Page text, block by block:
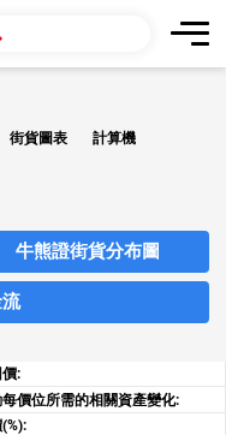
街貨圖表 計算機
牛熊證街貨分布圖
:
價位所需的相關資產變化: